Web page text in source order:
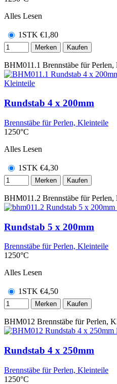
Alles Lesen
1STK €1,80
Merken Kaufen
BHM011.1 Brennstäbe für
Rundstab 4 x 200mm
Brennstäbe für Perlen, Kleinteile
1250°C
Alles Lesen
1STK €4,30
Merken Kaufen
BHM011.2 Brennstäbe für
Rundstab 5 x 200mm
Brennstäbe für Perlen, Kleinteile
1250°C
Alles Lesen
1STK €4,50
Merken Kaufen
BHM012 Brennstäbe für Perlen,
Rundstab 4 x 250mm
Brennstäbe für Perlen, Kleinteile
1250°C